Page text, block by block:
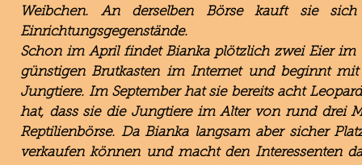
Weibchen. An derselben Börse kauft sie
Einrichtungsgegenstände.
Schon im April findet Bianka plötzlich zwei Eier im
günstigen Brutkasten im Internet und beginnt
Jungtiere. Im September hat sie bereits acht
hat, dass sie die Jungtiere im Alter von rund drei
Reptilienbörse. Da Bianka langsam aber sicher
verkaufen können und macht den Interessenten